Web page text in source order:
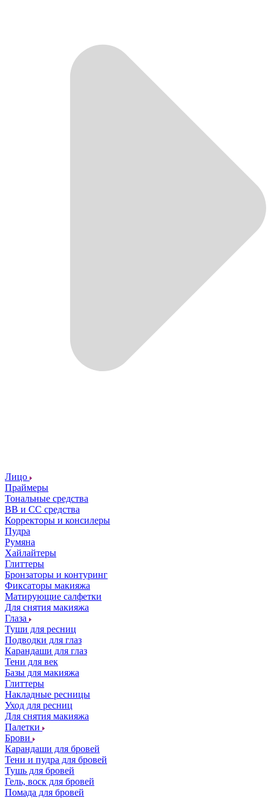
Лицо
Праймеры
Тональные средства
ВВ и СС средства
Корректоры и консилеры
Пудра
Румяна
Хайлайтеры
Глиттеры
Бронзаторы и контуринг
Фиксаторы макияжа
Матирующие салфетки
Для снятия макияжа
Глаза
Туши для ресниц
Подводки для глаз
Карандаши для глаз
Тени для век
Базы для макияжа
Глиттеры
Накладные ресницы
Уход для ресниц
Для снятия макияжа
Палетки
Брови
Карандаши для бровей
Тени и пудра для бровей
Тушь для бровей
Гель, воск для бровей
Помада для бровей